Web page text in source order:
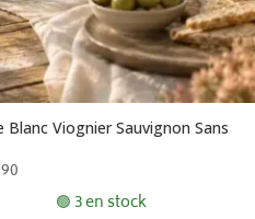
Blanc Viognier Sauvignon Sans
🟢 3 en stock